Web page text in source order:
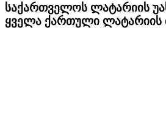
საქართველოს ლატარიის
ყველა ქართული ლატარიის